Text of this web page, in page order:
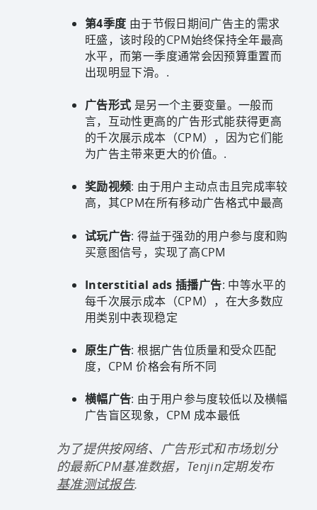
第4季度 由于节假日期间广告主的需求
旺盛，该时段的CPM始终保持全年最高
水平，而第一季度通常会因预算重置而
出现明显下滑。.
广告形式 是另一个主要变量。一般而
言，互动性更高的广告形式能获得更高
的千次展示成本（CPM），因为它们能
为广告主带来更大的价值。.
奖励视频: 由于用户主动点击且完成率较
高，其CPM在所有移动广告格式中最高
试玩广告: 得益于强劲的用户参与度和购
买意图信号，实现了高CPM
Interstitial ads 插播广告: 中等水平的
每千次展示成本（CPM），在大多数应
用类别中表现稳定
原生广告: 根据广告位质量和受众匹配
度，CPM 价格会有所不同
横幅广告: 由于用户参与度较低以及横幅
广告盲区现象，CPM 成本最低
为了提供按网络、广告形式和市场划分
的最新CPM基准数据，Tenjin定期发布
基准测试报告.